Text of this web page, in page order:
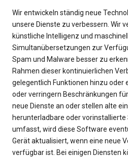
Wir entwickeln ständig neue
unsere Dienste zu verbessern. Wir
künstliche Intelligenz und
Simultanübersetzungen zur
Spam und Malware besser zu
Rahmen dieser kontinuierlichen
gelegentlich Funktionen hinzu oder
oder verringern Beschränkungen
neue Dienste an oder stellen alte
herunterladbare oder
umfasst, wird diese Software
Gerät aktualisiert, wenn eine neue
verfügbar ist. Bei einigen Diensten